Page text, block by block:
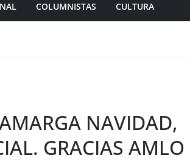
COLUMNISTAS CULTURA
NAVIDAD,
GRACIAS AMLO